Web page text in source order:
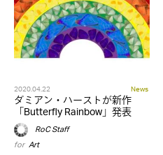
2020.04.22 News
ダミアン・ハーストが新作
「Butterfly Rainbow」発表
RoC Staff
for Art